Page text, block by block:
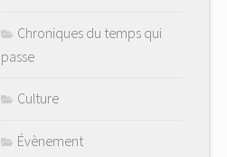
Chroniques du temps qui
passe
Culture
Évènement